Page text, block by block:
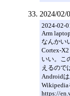
2024/02/
2024-02-
Arm laptop
なんかい
Cortex-
いい。こ
えるので
Androidは
Wikipedia
https://